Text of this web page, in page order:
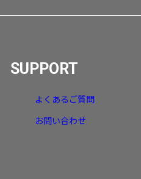
SUPPORT
よくあるご質問
お問い合わせ